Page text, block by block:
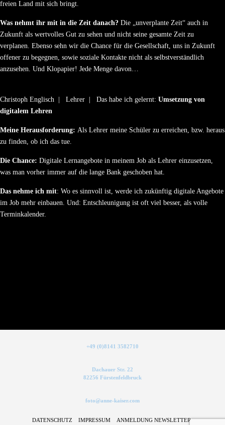
freien Land mit sich bringt.
Was nehmt ihr mit in die Zeit danach? Die „unverplante Zeit“ auch in
Zukunft als wertvolles Gut zu sehen und nicht seine gesamte Zeit zu
verplanen. Ebenso sehn wir die Chance für die Gesellschaft, uns in Zukunft
offener zu begegnen, sowie soziale Kontakte nicht als selbstverständlich
anzusehen. Und Klopapier! Jede Menge davon…
Christoph Englisch | Lehrer | Das habe ich gelernt: Umsetzung von
digitalem Lehren
Meine Herausforderung: Als Lehrer meine Schüler zu erreichen, bzw. heraus
zu finden, ob ich das tue.
Die Chance: Digitale Lernangebote in meinem Job als Lehrer einzusetzen,
was man vorher immer auf die lange Bank geschoben hat.
Das nehme ich mit: Wo es sinnvoll ist, werde ich zukünftig digitale Angebote
im Job mehr einbauen. Und: Entschleunigung ist oft viel besser, als volle
Terminkalender.
+49 (0)8141 3582710
Dachauer Str. 22
82256 Fürstenfeldbruck
foto@anne-kaiser.com
DATENSCHUTZ IMPRESSUM ANMELDUNG NEWSLETTER